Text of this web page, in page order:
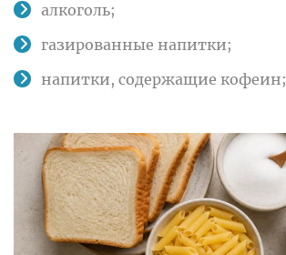
алкоголь;
газированные напитки;
напитки, содержащие кофеин;